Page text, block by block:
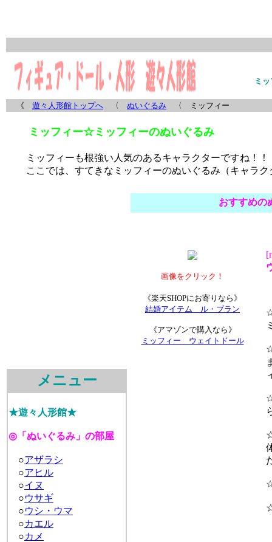
ミ
《 遊々人形館トップへ 〈 ぬいぐるみ 〈 ミッフィー
ミッフィー☆ミッフィーのぬいぐるみ
ミッフィー も根強い人気のあるキャラクターですね！！
ここでは、すてきな ミッフィーのぬいぐるみ （キャラ
おすすめの
☆
☆
☆
☆
☆
☆
画像をクリック！
《楽天SHOPにお寄りなら》
結婚アイテム ル・ブラン
《アマゾンで購入なら》
ミッフィー ウェイトドール
メニュー
★遊々人形館★
◎「ぬいぐるみ」の部屋
○アザラシ
○アヒル
○イヌ
○ウサギ
○ウシ・ウマ
○カエル
○カメ